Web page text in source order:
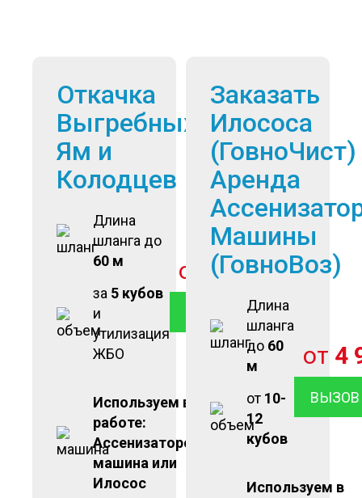
Откачка
Выгребных
Ям и
Колодцев
Длина
шланга до
60 м
за 5 кубов
и
утилизация
ЖБО
от 2 900руб
ВЫЗОВ ОТКАЧКИ
Используем в
работе:
Ассенизаторская
машина или
Илосос
Заказать
Илососа
(ГовноЧист)
Аренда
Машины
(ГовноВоз)
Длина
шланга
до 60
м
от 10-
12
кубов
от 4
Используем в